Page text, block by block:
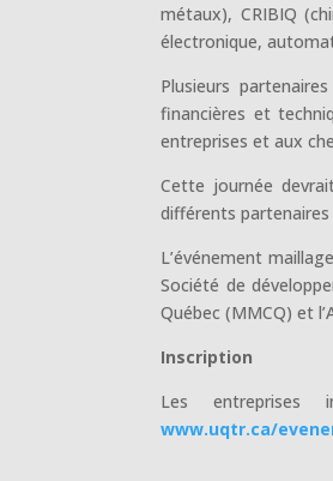
métaux), CRIBIQ
électronique,
Plusieurs
financières et
entreprises et aux
Cette journée
différents
L’événement
Société de
Québec (MMCQ) et
Inscription
Les entreprises
www.uqtr.ca/